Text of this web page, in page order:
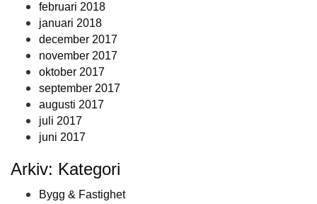
februari 2018
januari 2018
december 2017
november 2017
oktober 2017
september 2017
augusti 2017
juli 2017
juni 2017
Arkiv: Kategori
Bygg & Fastighet